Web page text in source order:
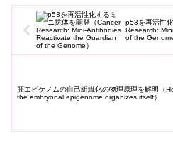
p53を再活性
Research:
of the Genome
胚エピゲノムの自己組織化の物理原理を解明（
the embryonal epigenome organizes itself）